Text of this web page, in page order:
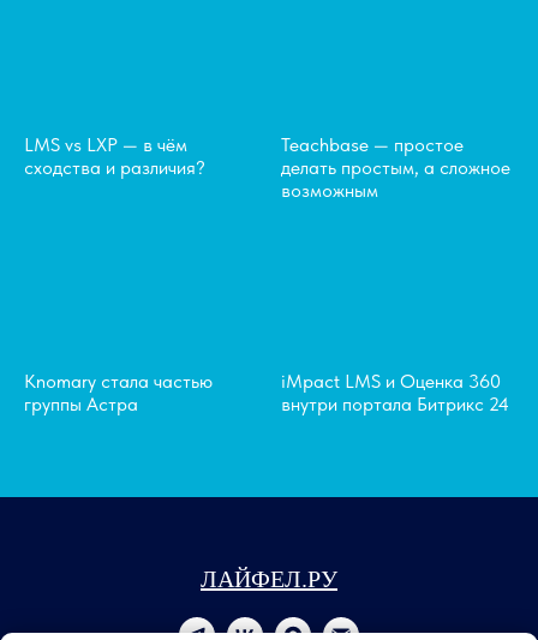
LMS vs LXP — в чём
сходства и различия?
Teachbase — простое
делать простым, а сложное
возможным
Knomary стала частью
группы Астра
iMpact LMS и Оценка 360
внутри портала Битрикс 24
ЛАЙФЕЛ.РУ